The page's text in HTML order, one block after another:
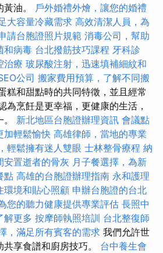
油。 戶外婚禮外燴，讓您的婚禮
大容量冷藏需求 高效清潔人員，為
請台胞證照片規範 消毒公司，幫助
和病毒 台北撥筋技巧課程 牙科診
治療 玻尿酸注射，迅速填補細紋和
公司 搬家費用預算，了解不同搬
糕和甜點時的共同特徵，並且經常
為烹飪是更幸福，更健康的生活，
新北地區台胞證辦理資訊 會議點
加輕鬆愉快 高雄律師，當地的專業
輕鬆擁有迷人雙眼 士林整骨療程 納
安置逝者的骨灰 月子餐選擇，為新
點 高雄的台胞證辦理指南 永和護理
環境和貼心照顧 申辦台胞證的台北
您的聽力健康提供專業評估 長照中
解更多 按摩師執照培訓 台北整復師
，滿足所有賓客的需求 我們允許世
享食譜和廚房技巧。 台中養生會